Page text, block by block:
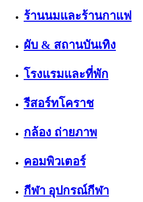
ร้านนมและร้านกาแฟ
ผับ & สถานบันเทิง
โรงแรมและที่พัก
รีสอร์ทโคราช
กล้อง ถ่ายภาพ
คอมพิวเตอร์
กีฬา อุปกรณ์กีฬา